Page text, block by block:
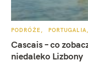
K
T
E
G
O
PODRÓŻE PORTUGALIA
Cascais – co
niedaleko Lizbony
k
j